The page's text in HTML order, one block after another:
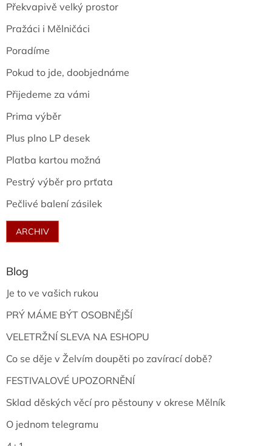
Překvapivě velký prostor
Pražáci i Mělničáci
Poradíme
Pokud to jde, doobjednáme
Přijedeme za vámi
Prima výběr
Plus plno LP desek
Platba kartou možná
Pestrý výběr pro prťata
Pečlivé balení zásilek
ARCHIV
Blog
Je to ve vašich rukou
PRÝ MÁME BÝT OSOBNĚJŠÍ
VELETRŽNÍ SLEVA NA ESHOPU
Co se děje v Želvím doupěti po zavírací době?
FESTIVALOVÉ UPOZORNĚNÍ
Sklad děských věcí pro pěstouny v okrese Mělník
O jednom telegramu